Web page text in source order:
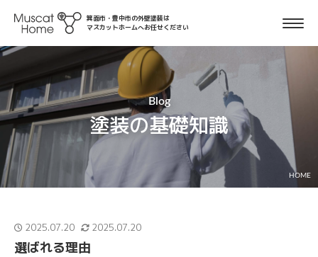
箕面市・豊中市の外壁塗装は
マスカットホームへお任せください
Blog
塗装の基礎知識
HOME
2025.07.20 2025.07.20
選ばれる理由